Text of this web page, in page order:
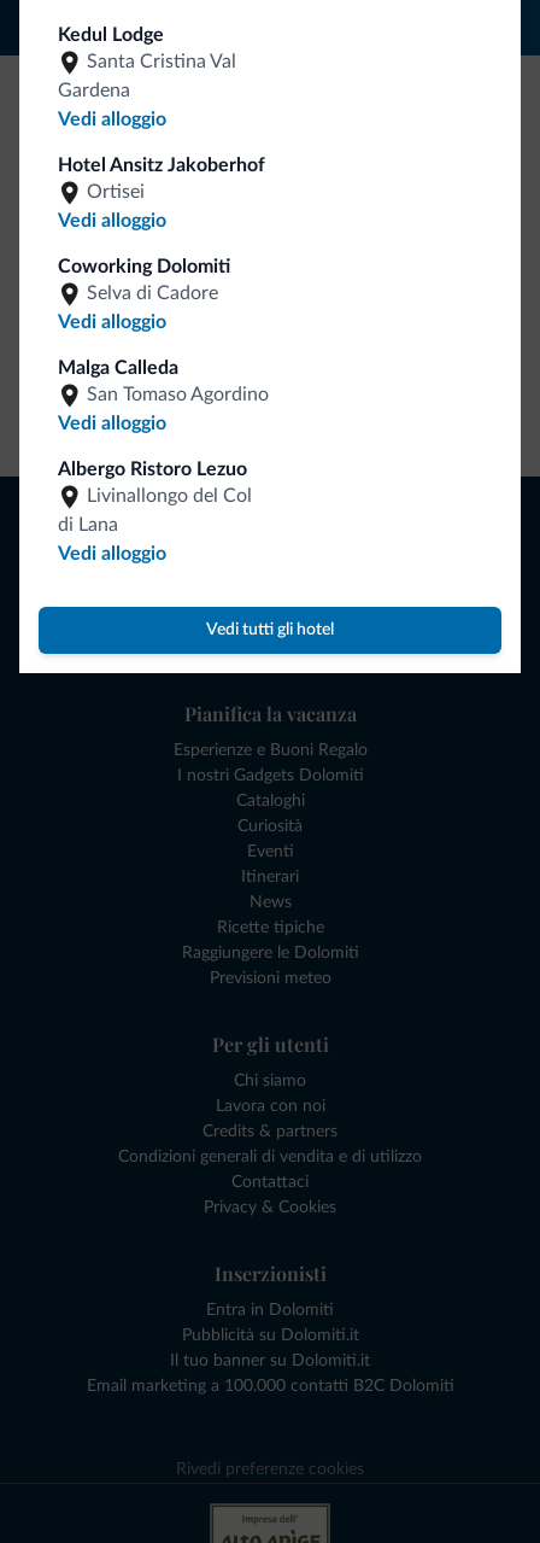
Kedul Lodge
Santa Cristina Val
Gardena
Vedi alloggio
Hotel Ansitz Jakoberhof
Ortisei
Vedi alloggio
Coworking Dolomiti
Selva di Cadore
Vedi alloggio
Malga Calleda
San Tomaso Agordino
Vedi alloggio
Albergo Ristoro Lezuo
Livinallongo del Col
di Lana
Vedi alloggio
Vedi tutti gli hotel
Be Original, scopri la nuova collezione
Ce l'avete chiesto in tanti. Ecco la nuova collezione firmata
Dolomiti.it!
Naviga
Dove andare
Pianifica la vacanza
Esperienze e Buoni Regalo
I nostri Gadgets Dolomiti
Cataloghi
Curiosità
Eventi
Itinerari
News
Ricette tipiche
Raggiungere le Dolomiti
Previsioni meteo
Per gli utenti
Chi siamo
Lavora con noi
Credits & partners
Condizioni generali di vendita e di utilizzo
Contattaci
Privacy & Cookies
Inserzionisti
Entra in Dolomiti
Pubblicità su Dolomiti.it
Il tuo banner su Dolomiti.it
Email marketing a 100.000 contatti B2C Dolomiti
Rivedi preferenze cookies